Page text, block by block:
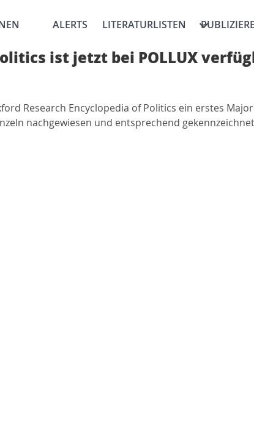
ALERTS LITERATURLISTEN
ist jetzt bei POLLUX
Research Encyclopedia of Politics ein erstes
nachgewiesen und entsprechend